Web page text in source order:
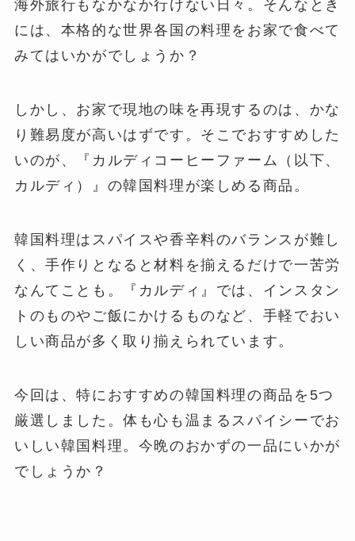
海外旅行もなかなか行けない日々。そんなとき
には、本格的な世界各国の料理をお家で食べて
みてはいかがでしょうか？
しかし、お家で現地の味を再現するのは、かな
り難易度が高いはずです。そこでおすすめした
いのが、『カルディコーヒーファーム（以下、
カルディ）』の韓国料理が楽しめる商品。
韓国料理はスパイスや香辛料のバランスが難し
く、手作りとなると材料を揃えるだけで一苦労
なんてことも。『カルディ』では、インスタン
トのものやご飯にかけるものなど、手軽でおい
しい商品が多く取り揃えられています。
今回は、特におすすめの韓国料理の商品を5つ
厳選しました。体も心も温まるスパイシーでお
いしい韓国料理。今晩のおかずの一品にいかが
でしょうか？